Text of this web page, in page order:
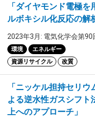
「ダイヤモンド電極
ルボキシル化反応の解
2023年3月: 電気化学会第90
環境
エネルギー
資源リサイクル
改質
「ニッケル担持セリ
よる逆水性ガスシフト
上へのアプローチ」